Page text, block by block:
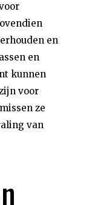
en
en
kunnen
voor
ze
van